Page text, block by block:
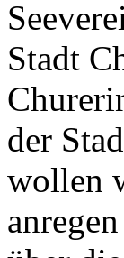
Stadt
der
wollen